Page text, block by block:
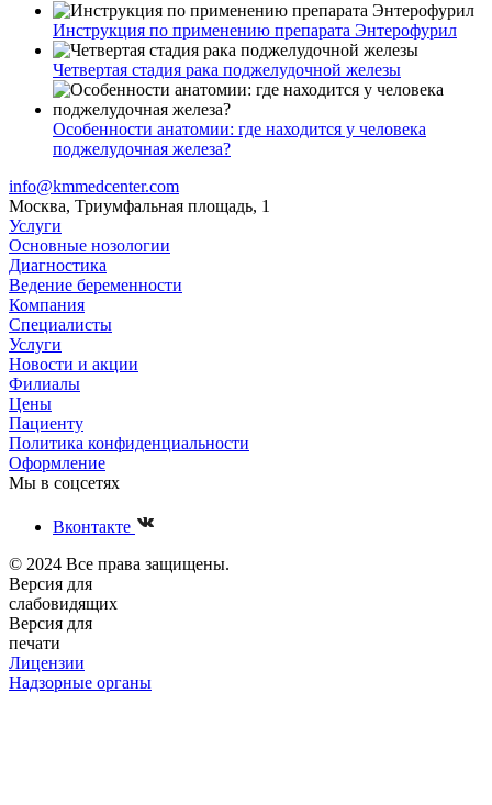
Инструкция по применению препарата Энтерофурил
Четвертая стадия рака поджелудочной железы
Особенности анатомии: где находится у человека
поджелудочная железа?
info@kmmedcenter.com
Москва, Триумфальная площадь, 1
Услуги
Основные нозологии
Диагностика
Ведение беременности
Компания
Специалисты
Услуги
Новости и акции
Филиалы
Цены
Пациенту
Политика конфиденциальности
Оформление
Мы в соцсетях
Вконтакте
© 2024 Все права защищены.
Версия для
слабовидящих
Версия для
печати
Лицензии
Надзорные органы